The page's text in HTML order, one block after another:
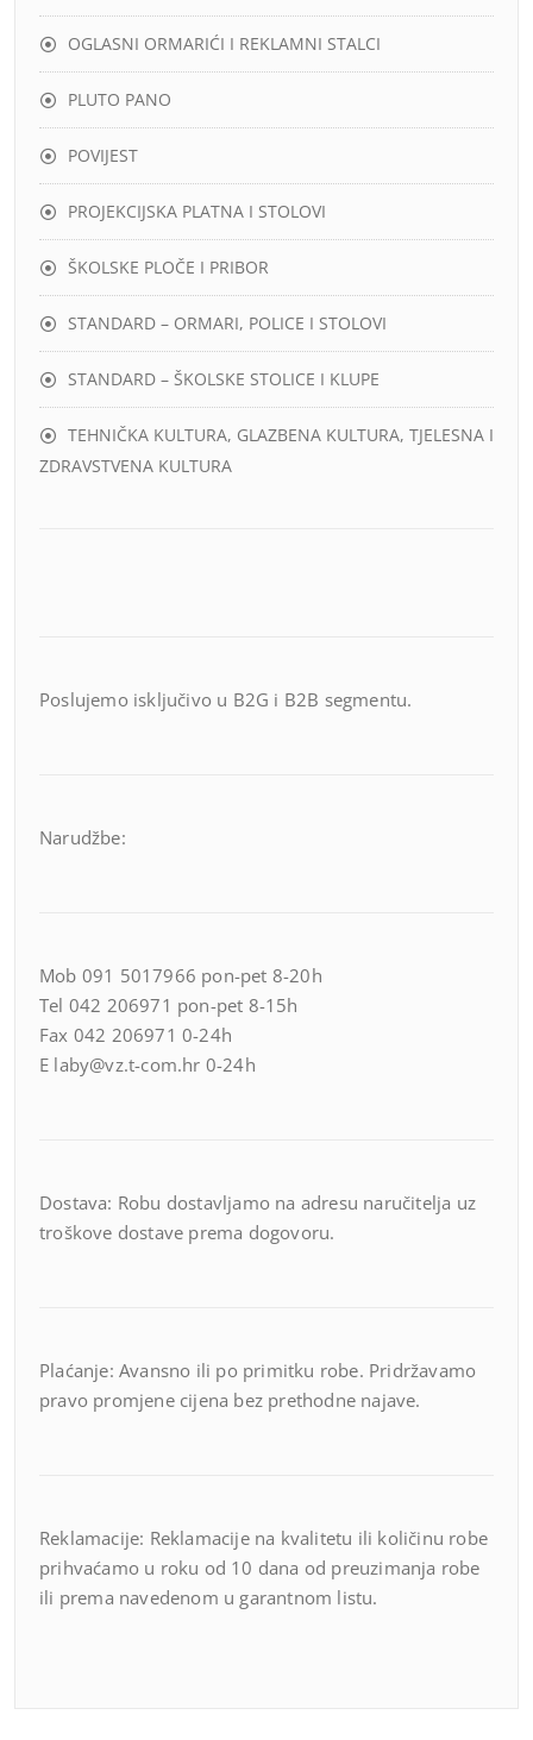
OGLASNI ORMARIĆI I REKLAMNI STALCI
PLUTO PANO
POVIJEST
PROJEKCIJSKA PLATNA I STOLOVI
ŠKOLSKE PLOČE I PRIBOR
STANDARD – ORMARI, POLICE I STOLOVI
STANDARD – ŠKOLSKE STOLICE I KLUPE
TEHNIČKA KULTURA, GLAZBENA KULTURA, TJELESNA I
ZDRAVSTVENA KULTURA
Poslujemo isključivo u B2G i B2B segmentu.
Narudžbe:
Mob 091 5017966 pon-pet 8-20h
Tel 042 206971 pon-pet 8-15h
Fax 042 206971 0-24h
E laby@vz.t-com.hr 0-24h
Dostava: Robu dostavljamo na adresu naručitelja uz
troškove dostave prema dogovoru.
Plaćanje: Avansno ili po primitku robe. Pridržavamo
pravo promjene cijena bez prethodne najave.
Reklamacije: Reklamacije na kvalitetu ili količinu robe
prihvaćamo u roku od 10 dana od preuzimanja robe
ili prema navedenom u garantnom listu.